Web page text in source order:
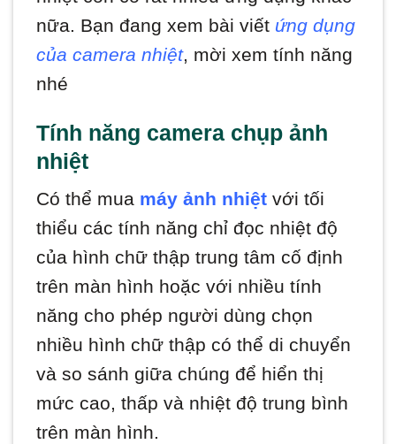
nữa. Bạn đang xem bài viết ứng dụng
của camera nhiệt, mời xem tính năng
nhé
Tính năng camera chụp ảnh
nhiệt
Có thể mua máy ảnh nhiệt với tối
thiểu các tính năng chỉ đọc nhiệt độ
của hình chữ thập trung tâm cố định
trên màn hình hoặc với nhiều tính
năng cho phép người dùng chọn
nhiều hình chữ thập có thể di chuyển
và so sánh giữa chúng để hiển thị
mức cao, thấp và nhiệt độ trung bình
trên màn hình.